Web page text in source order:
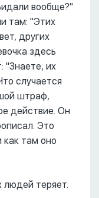
вообще?"
там: "Этих
других
здесь
"Знаете, их
случается
штраф,
действие. Он
Это
как там оно
теряет.